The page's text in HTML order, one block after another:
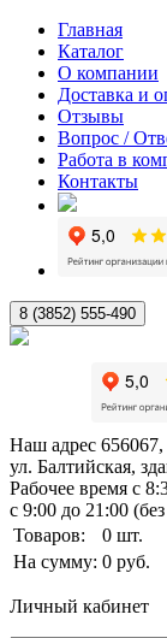
Главная
Каталог
О компании
Доставка и
Отзывы
Вопрос /
Работа в
Контакты
8 (3852) 555-490
Наш адрес
ул. Балтийская,
Рабочее время с
с 9:00 до 21:00
Товаров:
0 шт.
На сумму: 0 руб.
Личный кабинет